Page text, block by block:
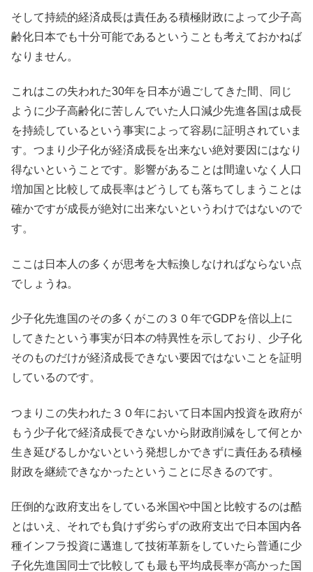
そして持続的経済成長は責任ある積極財政によって少子高
齢化日本でも十分可能であるということも考えておかねば
なりません。
これはこの失われた30年を日本が過ごしてきた間、同じ
ように少子高齢化に苦しんでいた人口減少先進各国は成長
を持続しているという事実によって容易に証明されていま
す。つまり少子化が経済成長を出来ない絶対要因にはなり
得ないということです。影響があることは間違いなく人口
増加国と比較して成長率はどうしても落ちてしまうことは
確かですが成長が絶対に出来ないというわけではないので
す。
ここは日本人の多くが思考を大転換しなければならない点
でしょうね。
少子化先進国のその多くがこの３０年でGDPを倍以上に
してきたという事実が日本の特異性を示しており、少子化
そのものだけが経済成長できない要因ではないことを証明
しているのです。
つまりこの失われた３０年において日本国内投資を政府が
もう少子化で経済成長できないから財政削減をして何とか
生き延びるしかないという発想しかできずに責任ある積極
財政を継続できなかったということに尽きるのです。
圧倒的な政府支出をしている米国や中国と比較するのは酷
とはいえ、それでも負けず劣らずの政府支出で日本国内各
種インフラ投資に邁進して技術革新をしていたら普通に少
子化先進国同士で比較しても最も平均成長率が高かった国